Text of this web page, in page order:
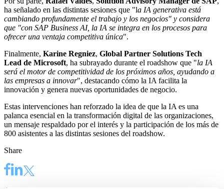
ha señalado en las distintas sesiones que "la IA generativa está
cambiando profundamente el trabajo y los negocios" y considera
que "con SAP Business AI, la IA se integra en los procesos para
ofrecer una ventaja competitiva única".
Finalmente, Karine Regniez, Global Partner Solutions Tech
Lead de Microsoft, ha subrayado durante el roadshow que "la IA
será el motor de competitividad de los próximos años, ayudando a
las empresas a innovar", destacando cómo la IA facilita la
innovación y genera nuevas oportunidades de negocio.
Estas intervenciones han reforzado la idea de que la IA es una
palanca esencial en la transformación digital de las organizaciones,
un mensaje respaldado por el interés y la participación de los más de
800 asistentes a las distintas sesiones del roadshow.
Share